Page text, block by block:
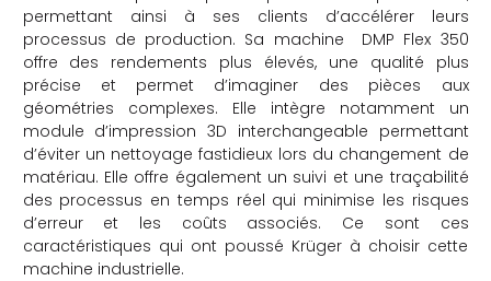
permettant ainsi à ses clients d’accélérer leurs
processus de production. Sa machine DMP Flex 350
offre des rendements plus élevés, une qualité plus
précise et permet d’imaginer des pièces aux
géométries complexes. Elle intègre notamment un
module d’impression 3D interchangeable permettant
d’éviter un nettoyage fastidieux lors du changement de
matériau. Elle offre également un suivi et une traçabilité
des processus en temps réel qui minimise les risques
d’erreur et les coûts associés. Ce sont ces
caractéristiques qui ont poussé Krüger à choisir cette
machine industrielle.